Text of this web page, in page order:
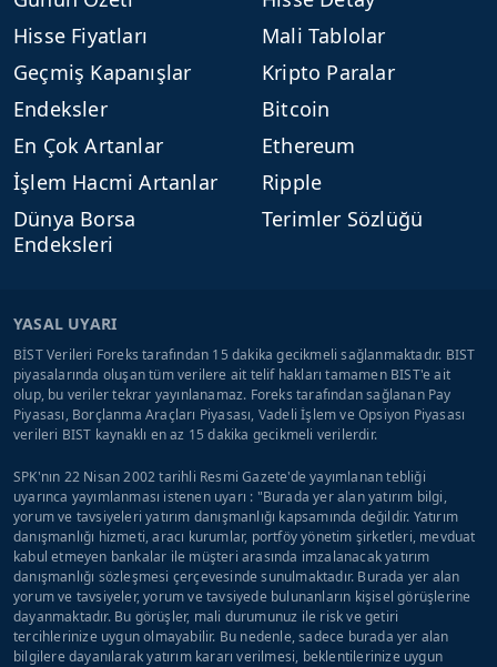
Hisse Fiyatları
Geçmiş Kapanışlar
Endeksler
En Çok Artanlar
İşlem Hacmi Artanlar
Dünya Borsa
Endeksleri
Mali Tablolar
Kripto Paralar
Bitcoin
Ethereum
Ripple
Terimler Sözlüğü
YASAL UYARI
BİST Verileri Foreks tarafından 15 dakika gecikmeli sağlanmaktadır. BIST
piyasalarında oluşan tüm verilere ait telif hakları tamamen BIST'e ait
olup, bu veriler tekrar yayınlanamaz. Foreks tarafından sağlanan Pay
Piyasası, Borçlanma Araçları Piyasası, Vadeli İşlem ve Opsiyon Piyasası
verileri BIST kaynaklı en az 15 dakika gecikmeli verilerdir.
SPK'nın 22 Nisan 2002 tarihli Resmi Gazete'de yayımlanan tebliği
uyarınca yayımlanması istenen uyarı : "Burada yer alan yatırım bilgi,
yorum ve tavsiyeleri yatırım danışmanlığı kapsamında değildir. Yatırım
danışmanlığı hizmeti, aracı kurumlar, portföy yönetim şirketleri, mevduat
kabul etmeyen bankalar ile müşteri arasında imzalanacak yatırım
danışmanlığı sözleşmesi çerçevesinde sunulmaktadır. Burada yer alan
yorum ve tavsiyeler, yorum ve tavsiyede bulunanların kişisel görüşlerine
dayanmaktadır. Bu görüşler, mali durumunuz ile risk ve getiri
tercihlerinize uygun olmayabilir. Bu nedenle, sadece burada yer alan
bilgilere dayanılarak yatırım kararı verilmesi, beklentilerinize uygun